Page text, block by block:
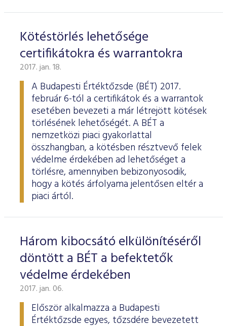
Kötéstörlés lehetősége
certifikátokra és warrantokra
2017. jan. 18.
A Budapesti Értéktőzsde (BÉT) 2017.
február 6-tól a certifikátok és a warrantok
esetében bevezeti a már létrejött kötések
törlésének lehetőségét. A BÉT a
nemzetközi piaci gyakorlattal
összhangban, a kötésben résztvevő felek
védelme érdekében ad lehetőséget a
törlésre, amennyiben bebizonyosodik,
hogy a kötés árfolyama jelentősen eltér a
piaci ártól.
Három kibocsátó elkülönítéséről
döntött a BÉT a befektetők
védelme érdekében
2017. jan. 06.
Először alkalmazza a Budapesti
Értéktőzsde egyes, tőzsdére bevezetett